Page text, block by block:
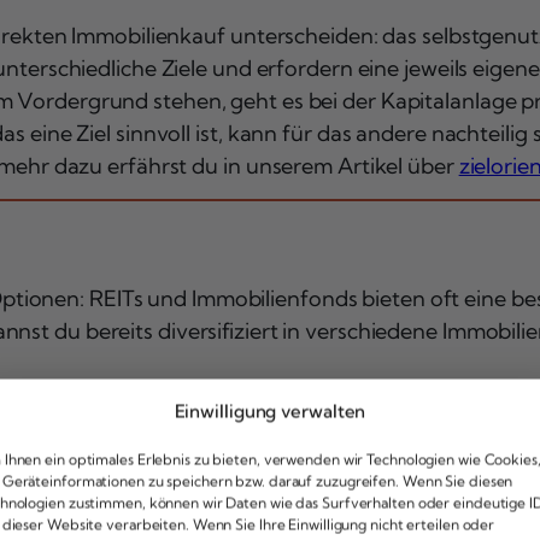
Einwilligung verwalten
Ihnen ein optimales Erlebnis zu bieten, verwenden wir Technologien wie Cookies,
zu speichern bzw. darauf zuzugreifen. Wenn Sie diesen
zustimmen, können wir Daten wie das Surfverhalten oder eindeutige
Website verarbeiten. Wenn Sie Ihre Einwilligung nicht erteilen oder
Immobilienkauf unterscheiden: das
Ziele und erfordern eine jeweils
Vordergrund stehen, geht es bei der Kapitalanlage
eine Ziel sinnvoll ist, kann für das andere nachteilig
dazu erfährst du in unserem Artikel über
REITs und Immobilienfonds bieten oft eine
du bereits diversifiziert in verschiedene